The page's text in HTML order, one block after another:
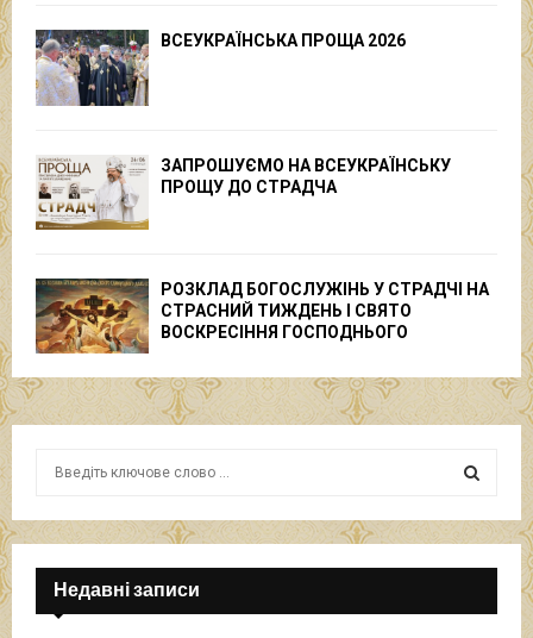
ВСЕУКРАЇНСЬКА ПРОЩА 2026
ЗАПРОШУЄМО НА ВСЕУКРАЇНСЬКУ
ПРОЩУ ДО СТРАДЧА
РОЗКЛАД БОГОСЛУЖІНЬ У СТРАДЧІ НА
СТРАСНИЙ ТИЖДЕНЬ І СВЯТО
ВОСКРЕСІННЯ ГОСПОДНЬОГО
r
f
S
E
A
Недавні записи